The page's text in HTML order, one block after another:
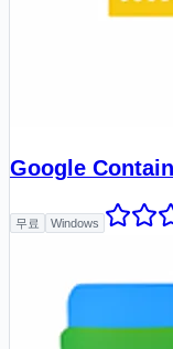
Google
무료 Windows